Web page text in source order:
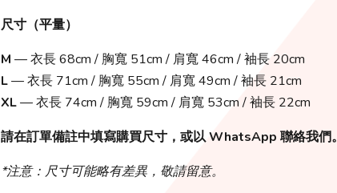
尺寸（平量）
M — 衣長 68cm / 胸寬 51cm / 肩寬 46cm / 袖長 20cm
L— 衣長 71cm / 胸寬 55cm / 肩寬 49cm / 袖長 21cm
XL— 衣長 74cm / 胸寬 59cm / 肩寬 53cm / 袖長 22cm
請在訂單備註中填寫購買尺寸，或以 WhatsApp 聯絡我們。
*注意：尺寸可能略有差異，敬請留意。